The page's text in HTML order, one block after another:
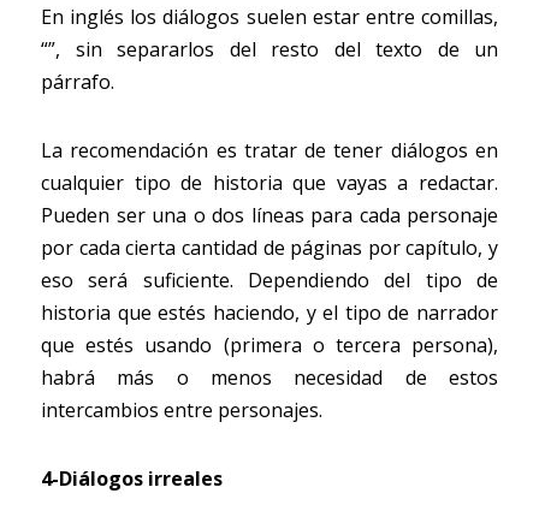
En inglés los diálogos suelen estar entre comillas,
“”, sin separarlos del resto del texto de un
párrafo.
La recomendación es tratar de tener diálogos en
cualquier tipo de historia que vayas a redactar.
Pueden ser una o dos líneas para cada personaje
por cada cierta cantidad de páginas por capítulo, y
eso será suficiente. Dependiendo del tipo de
historia que estés haciendo, y el tipo de narrador
que estés usando (primera o tercera persona),
habrá más o menos necesidad de estos
intercambios entre personajes.
4-Diálogos irreales